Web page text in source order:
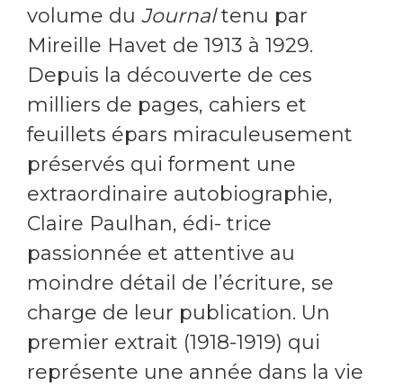
volume du Journaltenu par
Mireille Havet de 1913 à 1929.
Depuis la découverte de ces
milliers de pages, cahiers et
feuillets épars miraculeusement
préservés qui forment une
extraordinaire autobiographie,
Claire Paulhan, édi- trice
passionnée et attentive au
moindre détail de l’écriture, se
charge de leur publication. Un
premier extrait (1918-1919) qui
représente une année dans la vie